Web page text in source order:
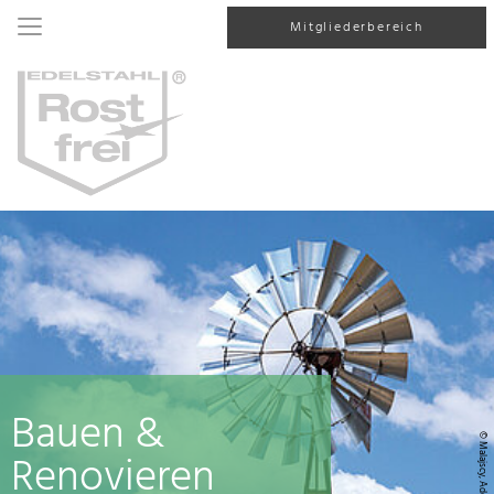
Mitgliederbereich
Bauen &
Renovieren